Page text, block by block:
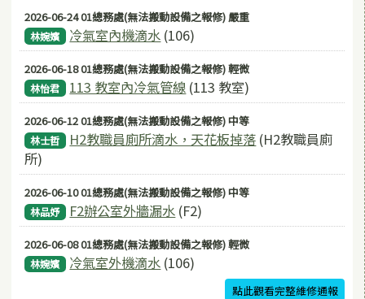
2026-06-24 01總務處(無法搬動設備之報修) 嚴重
林婉嬪 冷氣室內機滴水 (106)
2026-06-18 01總務處(無法搬動設備之報修) 輕微
林怡君 113 教室內冷氣管線 (113 教室)
2026-06-12 01總務處(無法搬動設備之報修) 中等
林士哲 H2教職員廁所滴水，天花板掉落 (H2教職員廁
所)
2026-06-10 01總務處(無法搬動設備之報修) 中等
林品妤 F2辦公室外牆漏水 (F2)
2026-06-08 01總務處(無法搬動設備之報修) 輕微
林婉嬪 冷氣室外機滴水 (106)
點此觀看完整維修通報